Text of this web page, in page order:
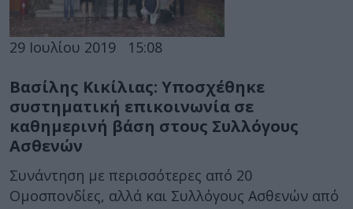
29 Ιουλίου 2019 15:08
Βασίλης Κικίλιας: Υποσχέθηκε
συστηματική επικοινωνία σε
καθημερινή βάση στους Συλλόγους
Ασθενών
Συνάντηση με περισσότερες από 20
Ομοσπονδίες, αλλά και Συλλόγους Ασθενών από